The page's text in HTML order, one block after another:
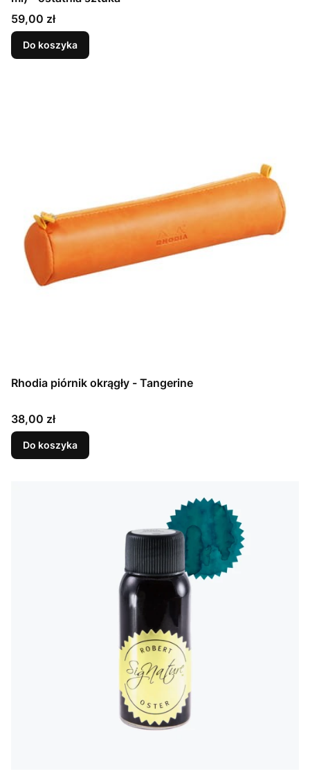
Cena
59,00 zł
Do koszyka
Rhodia piórnik okrągły - Tangerine
Cena
38,00 zł
Do koszyka